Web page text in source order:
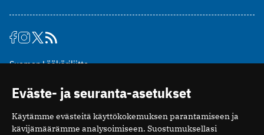
Suomen Lääkäriliitto
00510 Helsinki
puh. (09) 393 091
toimitus@potilaanlaakarilehti.fi
Eväste- ja seuranta-asetukset
Käytämme evästeitä käyttökokemuksen parantamiseen ja
kävijämäärämme analysoimiseen. Suostumuksellasi